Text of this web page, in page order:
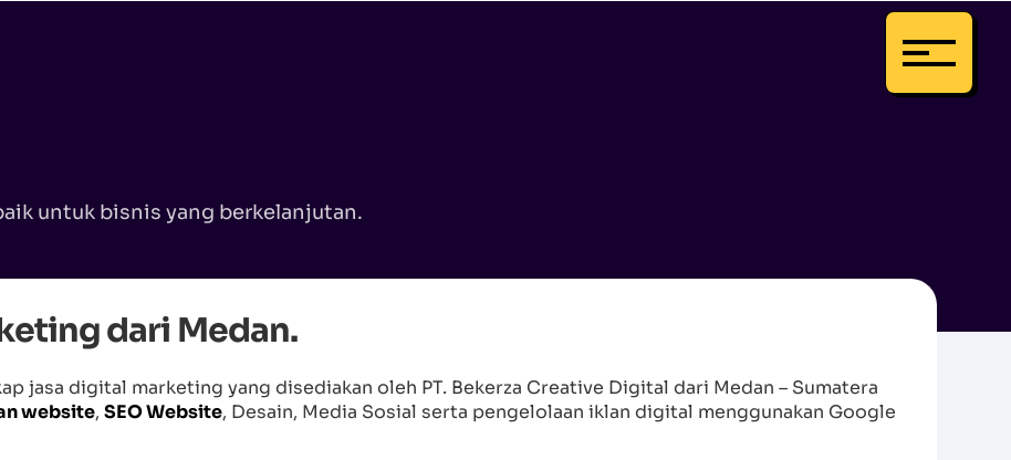
untuk bisnis yang berkelanjutan.
dari Medan.
jasa digital marketing yang disediakan oleh PT. Bekerza Creative Digital dari Medan – Sumatera
website,SEO Website, Desain, Media Sosial serta pengelolaan iklan digital menggunakan Google